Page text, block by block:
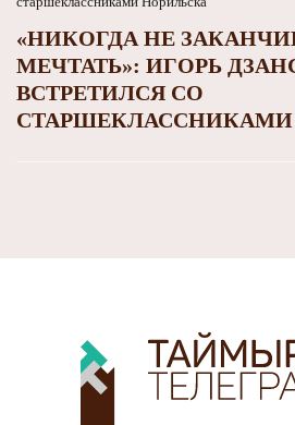
«НИКОГДА НЕ
МЕЧТАТЬ»: ИГОРЬ
ВСТРЕТИЛСЯ СО